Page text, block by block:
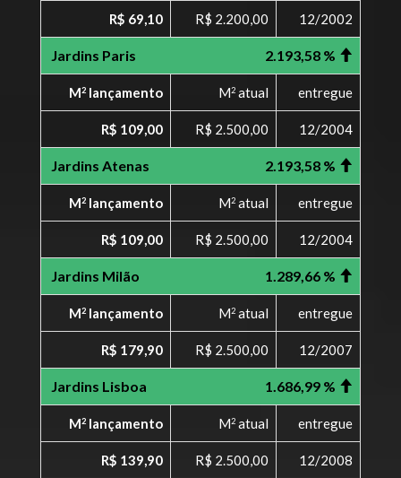
R$ 69,10 R$ 2.200,00 12/2002
Jardins Paris 2.193,58 %
M2 lançamento M2 atual entregue
R$ 109,00 R$ 2.500,00 12/2004
Jardins Atenas 2.193,58 %
M2 lançamento M2 atual entregue
R$ 109,00 R$ 2.500,00 12/2004
Jardins Milão 1.289,66 %
M2 lançamento M2 atual entregue
R$ 179,90 R$ 2.500,00 12/2007
Jardins Lisboa 1.686,99 %
M2 lançamento M2 atual entregue
R$ 139,90 R$ 2.500,00 12/2008